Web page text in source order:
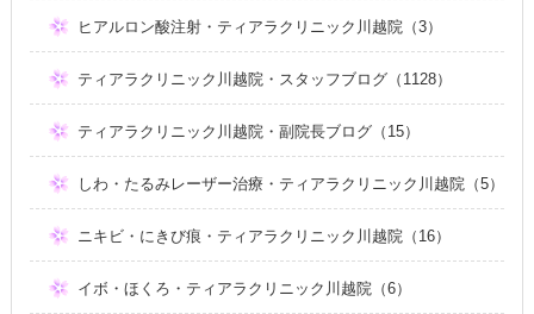
ヒアルロン酸注射・ティアラクリニック川越院（3）
ティアラクリニック川越院・スタッフブログ（1128）
ティアラクリニック川越院・副院長ブログ（15）
しわ・たるみレーザー治療・ティアラクリニック川越院（5）
ニキビ・にきび痕・ティアラクリニック川越院（16）
イボ・ほくろ・ティアラクリニック川越院（6）